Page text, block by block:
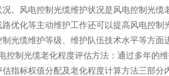
况。风电控制光缆维护状况是风电控制光
优化等主动维护工作还可以提高风电控
光缆维护等级、维护队伍技术水平等方面
制光缆老化程度评估方法：通过多年的维
指标权值分配及老化程度计算方法三部分